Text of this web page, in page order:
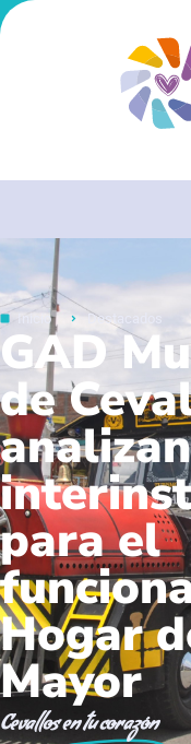
Inicio Destacados
GAD
de
para el
Hogar
Mayor
Cevallosen tu corazón